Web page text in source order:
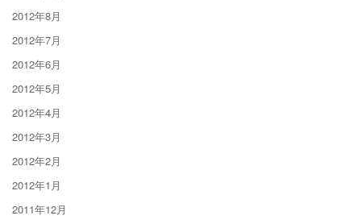
2012年8月
2012年7月
2012年6月
2012年5月
2012年4月
2012年3月
2012年2月
2012年1月
2011年12月